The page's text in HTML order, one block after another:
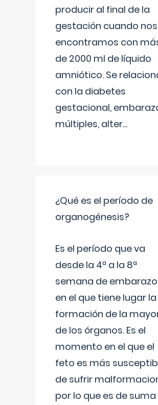
producir al final de la
gestación cuando nos
encontramos con
de 2000 ml de líquido
amniótico. Se
con la diabetes
gestacional,
múltiples, alter...
¿Qué es el período de
organogénesis?
Es el período que va
desde la 4ª a la 8ª
semana de
en el que tiene lugar la
formación de la
de los órganos. Es el
momento en el que el
feto es más
de sufrir
por lo que es de suma